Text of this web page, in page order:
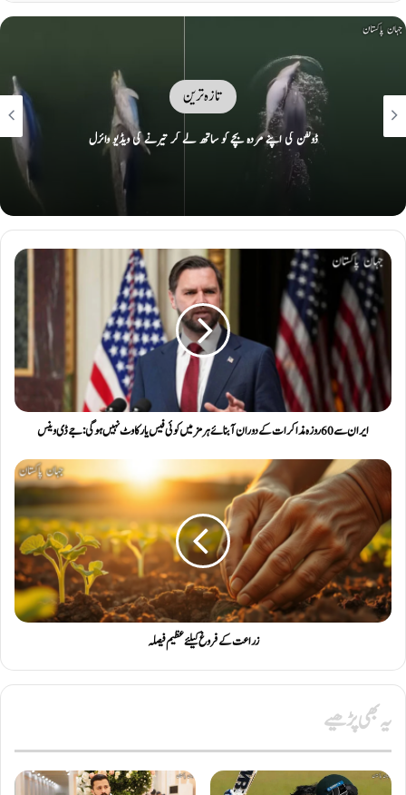
تازہ ترین
امریکا سے اشارے ملے ہیں کہ وہ وعدوں پر پھر سے عمل کیلئے تیار ہے: ایران
ایران سے 60 روزہ مذاکرات کے دوران آبنائے ہرمز میں کوئی فیس یا رکاوٹ نہیں ہو گی: جے ڈی وینس
زراعت کے فروغ کیلئے عظیم فیصلہ
یہ بھی پڑھیے